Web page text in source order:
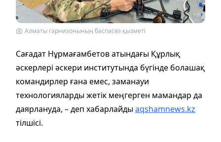
Алматы гарнизонының баспасөз қызметі
Сағадат Нұрмағамбетов атындағы Құрлық
әскерлері әскери институтында бүгінде болашақ
командирлер ғана емес, заманауи
технологияларды жетік меңгерген мамандар да
даярлануда, – деп хабарлайдыaqshamnews.kz
тілшісі.